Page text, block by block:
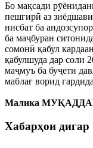
Бо мақсади
пешгирӣ аз
нисбат ба
ба маҷбуран
сомонӣ қабул
қабулшуда дар соли
маҷмуъ ба буҷети
маблағ ворид
Малика
Хабарҳои дигар